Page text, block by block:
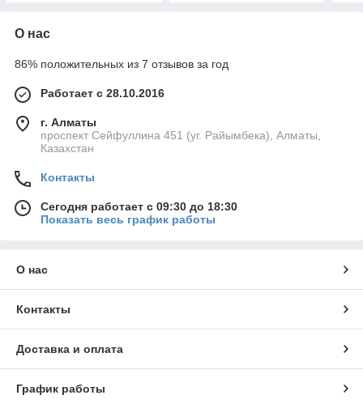
О нас
86% положительных из 7 отзывов за год
Работает с 28.10.2016
г. Алматы
проспект Сейфуллина 451 (уг. Райымбека), Алматы,
Казахстан
Контакты
Сегодня работает с 09:30 до 18:30
Показать весь график работы
О нас
Контакты
Доставка и оплата
График работы